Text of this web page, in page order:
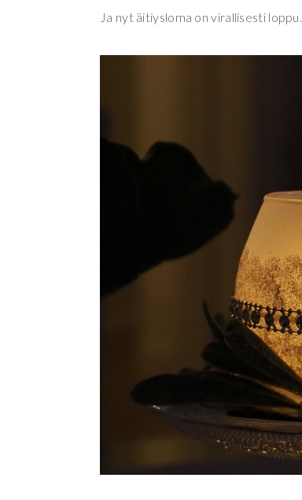
Ja nyt äitiysloma on virallisesti loppu.